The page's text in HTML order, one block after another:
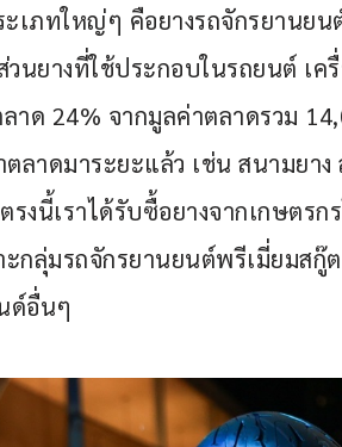
เภทใหญ่ๆ คือยางรถจักรยานย
นยางที่ใช้ประกอบในรถยนต์ เค
าด 24% จากมูลค่าตลาดรวม
ลาดมาระยะแล้ว เช่น สนามยา
งนี้เราได้รับซื้อยางจากเกษตรก
กลุ่มรถจักรยานยนต์พรีเมี่ยมสกู๊ต
ด์อื่นๆ